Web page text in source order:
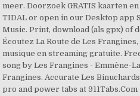
meer. Doorzoek GRATIS kaarten
TIDAL or open in our Desktop app
Music. Print, download (als gpx) of
Écoutez La Route de Les Frangines,
musique en streaming gratuite.
song by Les Frangines - Emmène-
Frangines. Accurate Les
pro and power tabs at